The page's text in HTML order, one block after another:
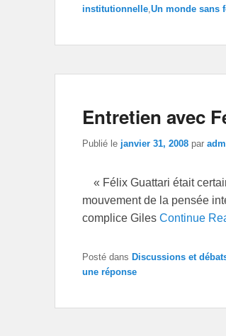
institutionnelle Un monde sans
Entretien avec
Publié le janvier 31, 2008 par
« Félix Guattari était
mouvement de la pensée
complice Giles Continue
Posté dans Discussions et
une réponse